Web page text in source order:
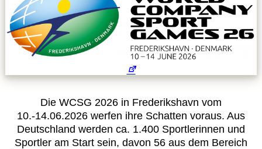
Anmeldung zum Erste-Hilfe-Kurs
Downloads
Site Map
Die WCSG 2026 in Frederikshavn vom
10.-14.06.2026 werfen ihre Schatten voraus. Aus
Deutschland werden ca. 1.400 Sportlerinnen und
Sportler am Start sein, davon 56 aus dem Bereich